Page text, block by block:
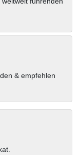
& empfehlen